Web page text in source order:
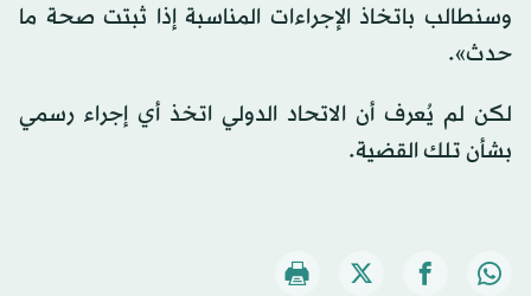
وسنطالب باتخاذ الإجراءات المناسبة إذا ثبتت صحة ما
حدث».
لكن لم يُعرف أن الاتحاد الدولي اتخذ أي إجراء رسمي
بشأن تلك القضية.